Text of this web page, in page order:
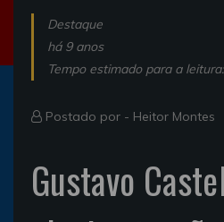
Destaque
há 9 anos
Tempo estimado para a
Postado por - Heitor Montes
Gustavo